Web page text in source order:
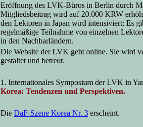
Eröffnung des LVK-Büros in Berlin durch
Mitgliedsbeitrag wird auf 20.000 KRW
den Lektoren in Japan wird intensiviert: Es
regelmäßige Teilnahme von einzelnen
in den Nachbarländern.
Die Website der LVK geht online. Sie wird
gestaltet und betreut.
1. Internationales Symposium der LVK in
Korea: Tendenzen und Perspektiven.
Die DaF-Szene Korea Nr. 3 erscheint.